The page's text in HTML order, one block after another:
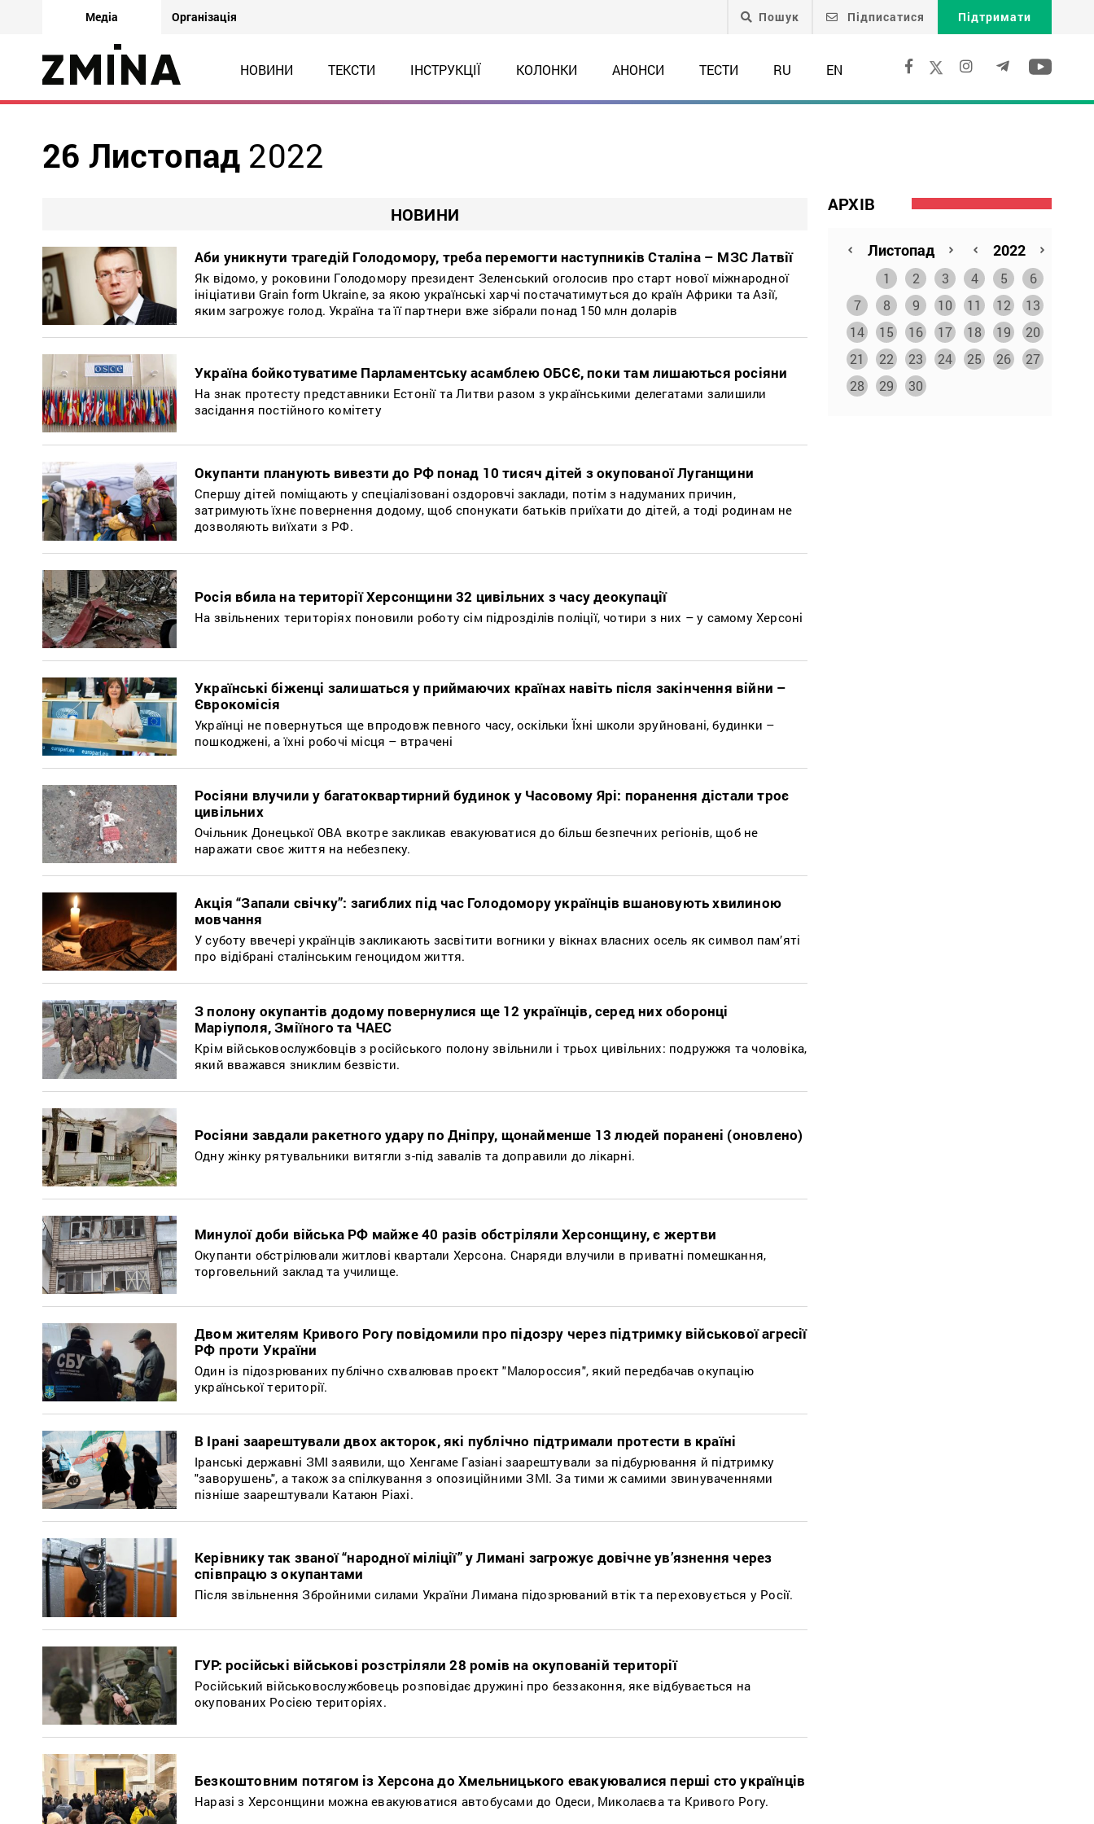
Медіа Організація Пошук Підписатися Підтримати
НОВИНИ ТЕКСТИ ІНСТРУКЦІЇ КОЛОНКИ АНОНСИ ТЕСТИ RU EN
26 Листопад 2022
НОВИНИ
Aби уникнути трагедій Голодомору, треба перемогти наступників Сталіна – МЗС Латвії
Як відомо, у роковини Голодомору президент Зеленський оголосив про старт нової міжнародної
ініціативи Grain form Ukraine, за якою українські харчі постачатимуться до країн Африки та Азії,
яким загрожує голод. Україна та її партнери вже зібрали понад 150 млн доларів
Україна бойкотуватиме Парламентську асамблею ОБСЄ, поки там лишаються росіяни
На знак протесту представники Естонії та Литви разом з українськими делегатами залишили
засідання постійного комітету
Окупанти планують вивезти до РФ понад 10 тисяч дітей з окупованої Луганщини
Спершу дітей поміщають у спеціалізовані оздоровчі заклади, потім з надуманих причин,
затримують їхнє повернення додому, щоб спонукати батьків приїхати до дітей, а тоді родинам не
дозволяють виїхати з РФ.
Росія вбила на території Херсонщини 32 цивільних з часу деокупації
На звільнених територіях поновили роботу сім підрозділів поліції, чотири з них – у самому Херсоні
Українські біженці залишаться у приймаючих країнах навіть після закінчення війни –
Єврокомісія
Українці не повернуться ще впродовж певного часу, оскільки Їхні школи зруйновані, будинки –
пошкоджені, а їхні робочі місця – втрачені
Росіяни влучили у багатоквартирний будинок у Часовому Ярі: поранення дістали троє
цивільних
Очільник Донецької ОВА вкотре закликав евакуюватися до більш безпечних регіонів, щоб не
наражати своє життя на небезпеку.
Акція “Запали свічку”: загиблих під час Голодомору українців вшановують хвилиною
мовчання
У суботу ввечері українців закликають засвітити вогники у вікнах власних осель як символ пам’яті
про відібрані сталінським геноцидом життя.
З полону окупантів додому повернулися ще 12 українців, серед них оборонці
Маріуполя, Зміїного та ЧАЕС
Крім військовослужбовців з російського полону звільнили і трьох цивільних: подружжя та чоловіка,
який вважався зниклим безвісти.
Росіяни завдали ракетного удару по Дніпру, щонайменше 13 людей поранені (оновлено)
Одну жінку рятувальники витягли з-під завалів та доправили до лікарні.
Минулої доби війська РФ майже 40 разів обстріляли Херсонщину, є жертви
Окупанти обстрілювали житлові квартали Херсона. Снаряди влучили в приватні помешкання,
торговельний заклад та училище.
Двом жителям Кривого Рогу повідомили про підозру через підтримку військової агресії
РФ проти України
Один із підозрюваних публічно схвалював проєкт "Малороссия", який передбачав окупацію
української території.
В Ірані заарештували двох акторок, які публічно підтримали протести в країні
Іранські державні ЗМІ заявили, що Хенгаме Газіані заарештували за підбурювання й підтримку
"заворушень", а також за спілкування з опозиційними ЗМІ. За тими ж самими звинуваченнями
пізніше заарештували Катаюн Ріахі.
Керівнику так званої “народної міліції” у Лимані загрожує довічне ув’язнення через
співпрацю з окупантами
Після звільнення Збройними силами України Лимана підозрюваний втік та переховується у Росії.
ГУР: російські військові розстріляли 28 ромів на окупованій території
Російський військовослужбовець розповідає дружині про беззаконня, яке відбувається на
окупованих Росією територіях.
Безкоштовним потягом із Херсона до Хмельницького евакуювалися перші сто українців
Наразі з Херсонщини можна евакуюватися автобусами до Одеси, Миколаєва та Кривого Рогу.
АРХІВ
1 2 3 4 5
6
7
8 9 10 11 12
13
14
15 16 17 18 19
20
21
22 23 24 25 26
27
28
29 30